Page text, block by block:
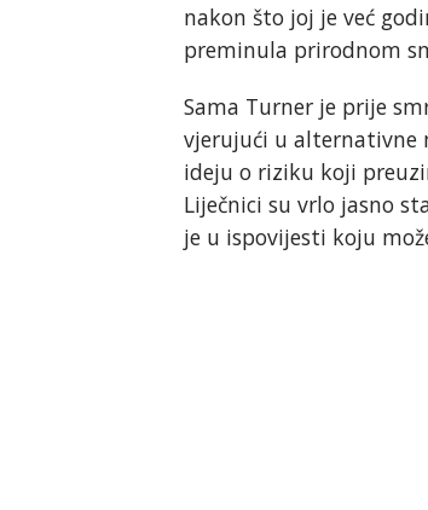
nakon što joj je već
preminula prirodnom
Sama Turner je prije
vjerujući u alternativne
ideju o riziku koji
Liječnici su vrlo jasno
je u ispovijesti koju